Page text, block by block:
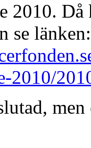
2010.
se länken:
2010/